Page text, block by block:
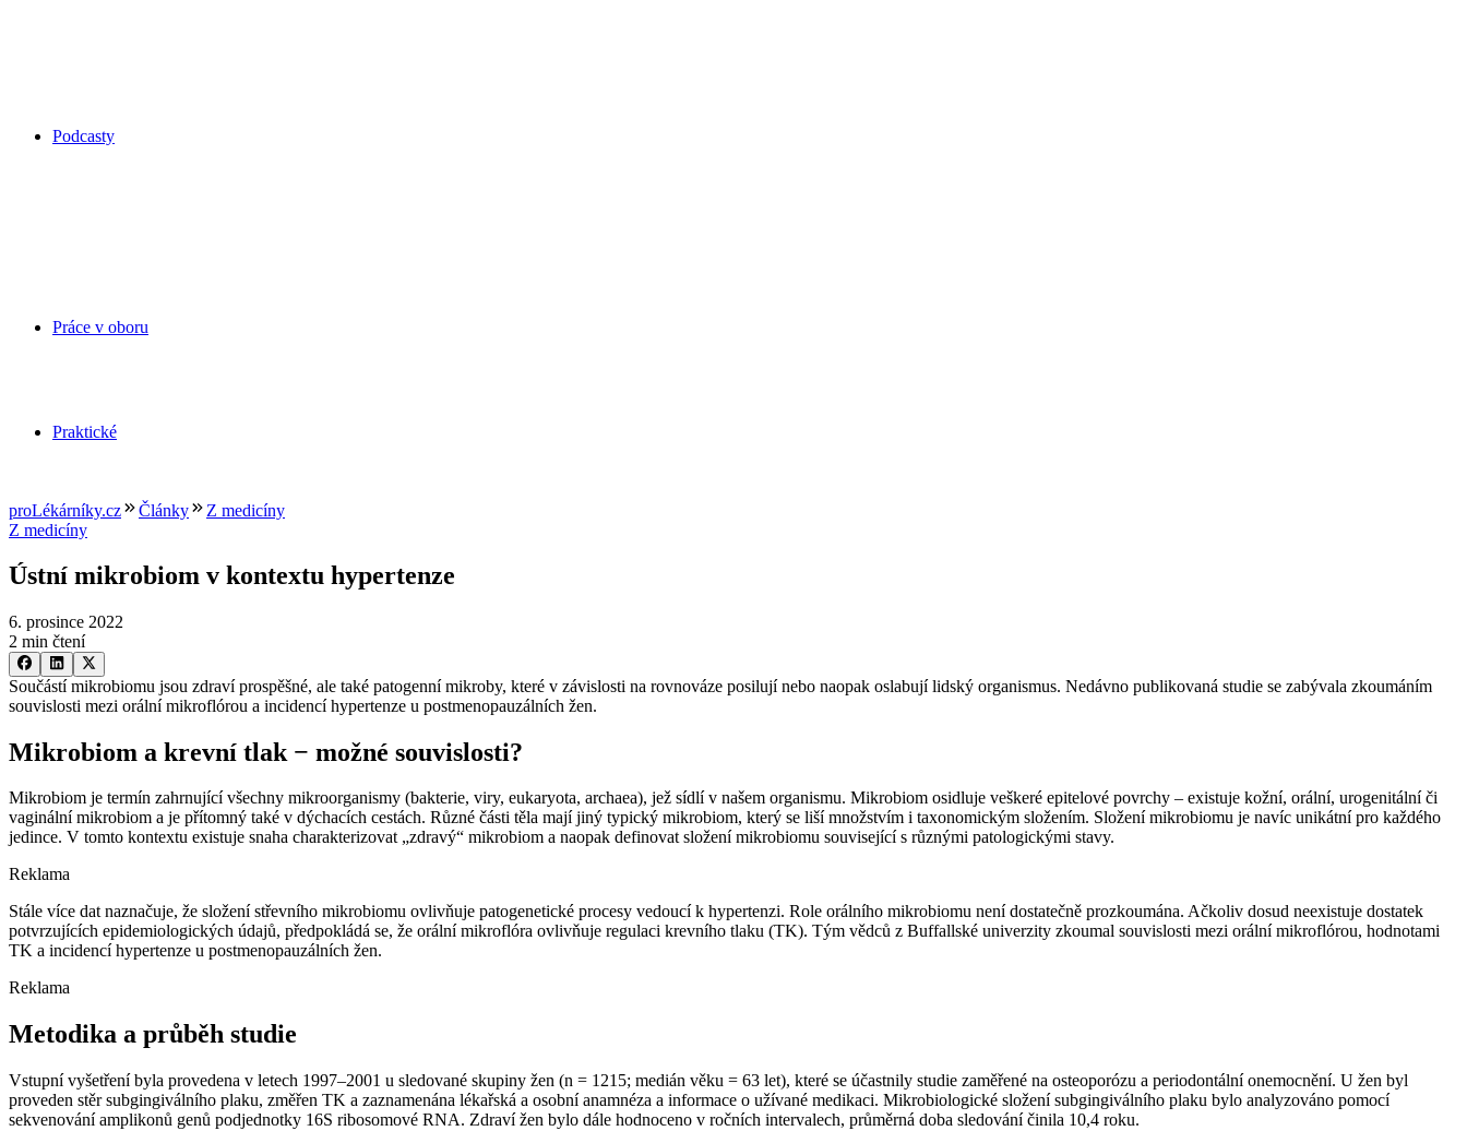
Podcasty
Práce v oboru
Praktické
proLékárníky.cz Články
Z medicíny
Z medicíny
Ústní mikrobiom v kontextu hypertenze
6. prosince 2022
2 min čtení
Součástí mikrobiomu jsou zdraví prospěšné, ale také patogenní mikroby, které v závislosti na rovnováze posilují nebo naopak oslabují lidský organismus. Nedávno publikovaná studie se zabývala zkoumáním
souvislosti mezi orální mikroflórou a incidencí hypertenze u postmenopauzálních žen.
Mikrobiom a krevní tlak −⁠ možné souvislosti?
Mikrobiom je termín zahrnující všechny mikroorganismy (bakterie, viry, eukaryota, archaea), jež sídlí v našem organismu. Mikrobiom osidluje veškeré epitelové povrchy –⁠ existuje kožní, orální, urogenitální či
vaginální mikrobiom a je přítomný také v dýchacích cestách. Různé části těla mají jiný typický mikrobiom, který se liší množstvím i taxonomickým složením. Složení mikrobiomu je navíc unikátní pro každého
jedince. V tomto kontextu existuje snaha charakterizovat „zdravý“ mikrobiom a naopak definovat složení mikrobiomu související s různými patologickými stavy.
Reklama
Stále více dat naznačuje, že složení střevního mikrobiomu ovlivňuje patogenetické procesy vedoucí k hypertenzi. Role orálního mikrobiomu není dostatečně prozkoumána. Ačkoliv dosud neexistuje dostatek
potvrzujících epidemiologických údajů, předpokládá se, že orální mikroflóra ovlivňuje regulaci krevního tlaku (TK). Tým vědců z Buffallské univerzity zkoumal souvislosti mezi orální mikroflórou, hodnotami
TK a incidencí hypertenze u postmenopauzálních žen.
Reklama
Metodika a průběh studie
Vstupní vyšetření byla provedena v letech 1997–2001 u sledované skupiny žen (n = 1215; medián věku = 63 let), které se účastnily studie zaměřené na osteoporózu a periodontální onemocnění. U žen byl
proveden stěr subgingiválního plaku, změřen TK a zaznamenána lékařská a osobní anamnéza a informace o užívané medikaci. Mikrobiologické složení subgingiválního plaku bylo analyzováno pomocí
sekvenování amplikonů genů podjednotky 16S ribosomové RNA. Zdraví žen bylo dále hodnoceno v ročních intervalech, průměrná doba sledování činila 10,4 roku.